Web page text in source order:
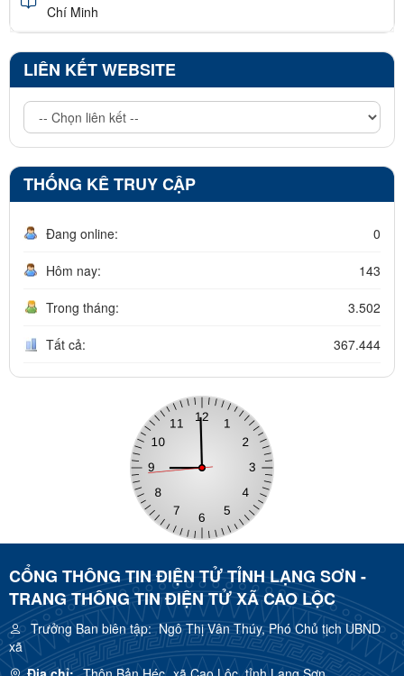
Chí Minh
LIÊN KẾT WEBSITE
THỐNG KÊ TRUY CẬP
Đang online: 0
Hôm nay: 143
Trong tháng: 3.502
Tất cả: 367.444
CỔNG THÔNG TIN ĐIỆN TỬ TỈNH LẠNG SƠN -
TRANG THÔNG TIN ĐIỆN TỬ XÃ CAO LỘC
Trưởng Ban biên tập:Ngô Thị Vân Thúy, Phó Chủ tịch UBND
xã